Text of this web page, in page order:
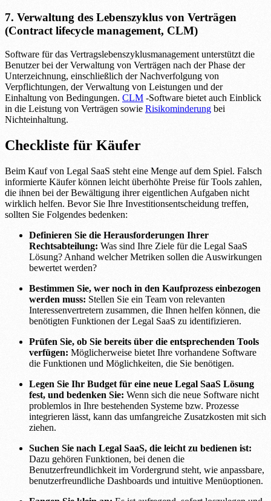
7. Verwaltung des Lebenszyklus von Verträgen
(Contract lifecycle management, CLM)
Software für das Vertragslebenszyklusmanagement unterstützt die
Benutzer bei der Verwaltung von Verträgen nach der Phase der
Unterzeichnung, einschließlich der Nachverfolgung von
Verpflichtungen, der Verwaltung von Leistungen und der
Einhaltung von Bedingungen. CLM -Software bietet auch Einblick
in die Leistung von Verträgen sowie Risikominderung bei
Nichteinhaltung.
Checkliste für Käufer
Beim Kauf von Legal SaaS steht eine Menge auf dem Spiel. Falsch
informierte Käufer können leicht überhöhte Preise für Tools zahlen,
die ihnen bei der Bewältigung ihrer eigentlichen Aufgaben nicht
wirklich helfen. Bevor Sie Ihre Investitionsentscheidung treffen,
sollten Sie Folgendes bedenken:
Definieren Sie die Herausforderungen Ihrer
Rechtsabteilung: Was sind Ihre Ziele für die Legal SaaS
Lösung? Anhand welcher Metriken sollen die Auswirkungen
bewertet werden?
Bestimmen Sie, wer noch in den Kaufprozess einbezogen
werden muss: Stellen Sie ein Team von relevanten
Interessenvertretern zusammen, die Ihnen helfen können, die
benötigten Funktionen der Legal SaaS zu identifizieren.
Prüfen Sie, ob Sie bereits über die entsprechenden Tools
verfügen: Möglicherweise bietet Ihre vorhandene Software
die Funktionen und Möglichkeiten, die Sie benötigen.
Legen Sie Ihr Budget für eine neue Legal SaaS Lösung
fest, und bedenken Sie: Wenn sich die neue Software nicht
problemlos in Ihre bestehenden Systeme bzw. Prozesse
integrieren lässt, kann das umfangreiche Zusatzkosten mit sich
ziehen.
Suchen Sie nach Legal SaaS, die leicht zu bedienen ist:
Dazu gehören Funktionen, bei denen die
Benutzerfreundlichkeit im Vordergrund steht, wie anpassbare,
benutzerfreundliche Dashboards und intuitive Menüoptionen.